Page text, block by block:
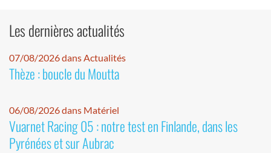
Les dernières actualités
07/08/2026 dans Actualités
Thèze : boucle du Moutta
06/08/2026 dans Matériel
Vuarnet Racing 05 : notre test en Finlande, dans les
Pyrénées et sur Aubrac